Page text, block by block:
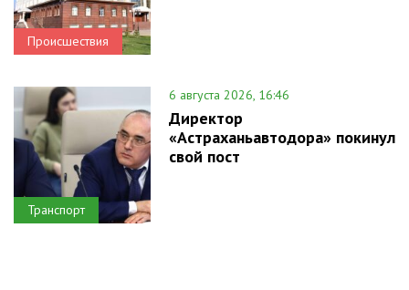
Происшествия
Транспорт
6 августа 2026, 16:46
Директор
«Астраханьавтодора» покинул
свой пост